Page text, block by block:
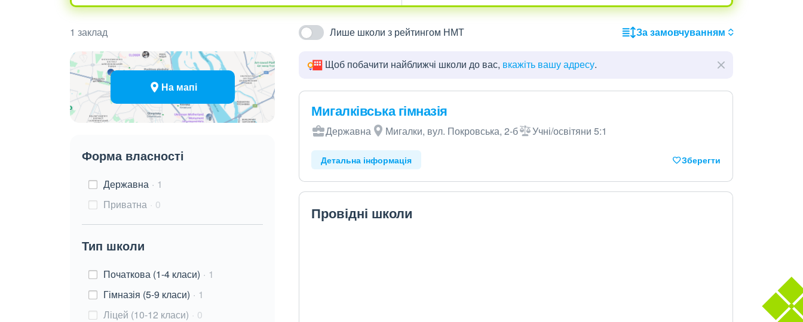
1 заклад Лише школи з рейтингом НМТ За замовчуванням
На мапі
Форма власності
Державна
1
Приватна
0
Тип школи
Початкова (1-4 класи)
1
Гімназія (5-9 класи)
1
Ліцей (10-12 класи)
0
Щоб побачити найближчі школи до вас, вкажіть вашу адресу.
Мигалківська гімназія
Державна Мигалки, вул. Покровська, 2-б Учні/освітяни 5:1
Детальна інформація Зберегти
Провідні школи